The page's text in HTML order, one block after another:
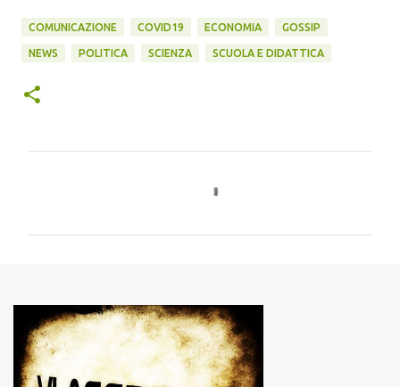
COMUNICAZIONE COVID19 ECONOMIA GOSSIP
NEWS POLITICA SCIENZA SCUOLA E DIDATTICA
n
t
i